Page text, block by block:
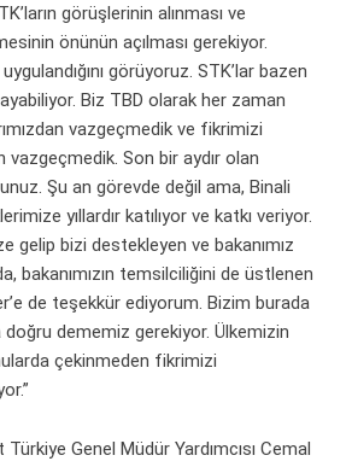
görüşlerinin alınması ve
önünün açılması gerekiyor.
görüyoruz. STK’lar bazen
Biz TBD olarak her zaman
vazgeçmedik ve fikrimizi
vazgeçmedik. Son bir aydır olan
Şu an görevde değil ama, Binali
yıllardır katılıyor ve katkı veriyor.
gelip bizi destekleyen ve bakanımız
bakanımızın temsilciliğini de üstlenen
de teşekkür ediyorum. Bizim burada
dememiz gerekiyor. Ülkemizin
çekinmeden fikrimizi
Genel Müdür Yardımcısı Cemal